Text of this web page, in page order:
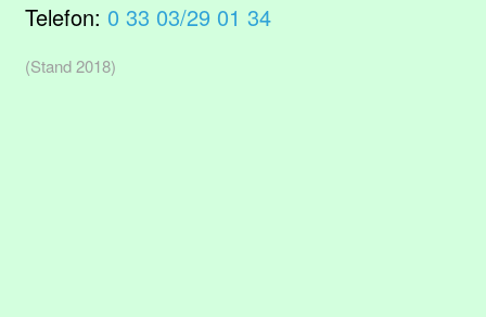
Telefon: 0 33 03/29 01 34
(Stand 2018)